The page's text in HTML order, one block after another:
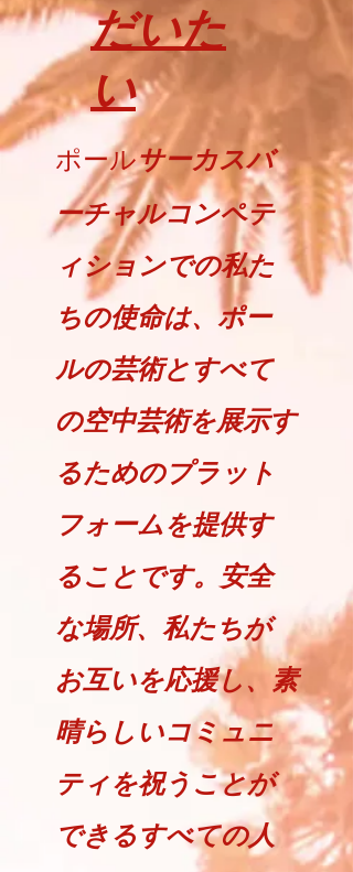
だいた
い
ポールサーカスバ
ーチャルコンペテ
ィションでの私た
ちの使命は、ポー
ルの芸術とすべて
の空中芸術を展示す
るためのプラット
フォームを提供す
ることです。安全
な場所、私たちが
お互いを応援し、素
晴らしいコミュニ
ティを祝うことが
できるすべての人